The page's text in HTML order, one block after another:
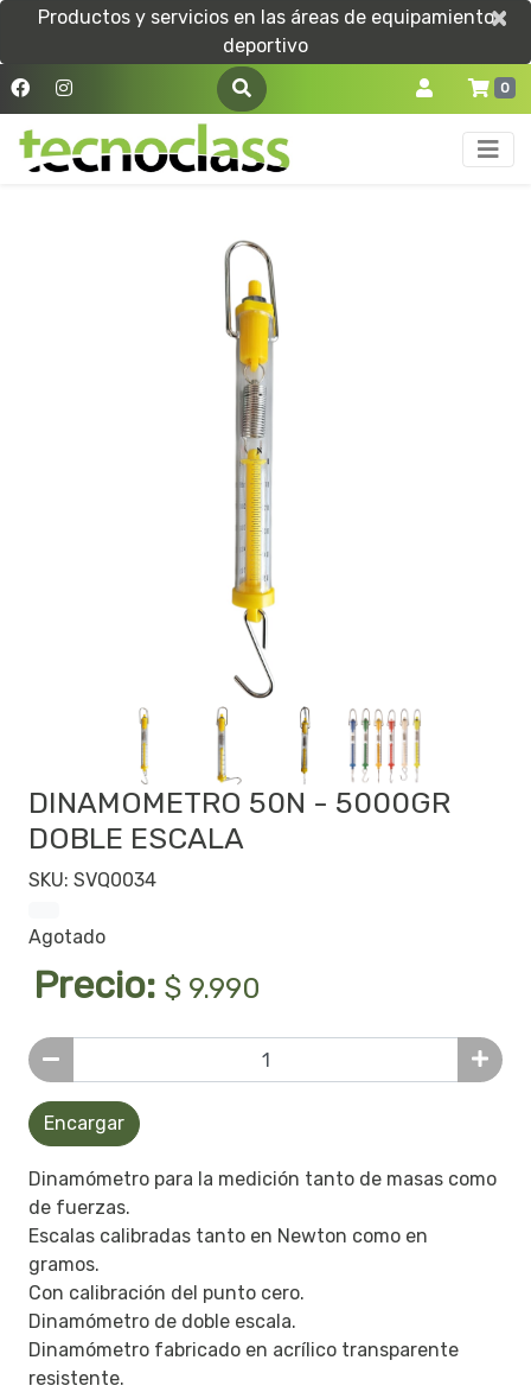
Productos y servicios en las áreas de equipamiento
deportivo
×
×
0
DINAMOMETRO 50N - 5000GR
DOBLE ESCALA
SKU: SVQ0034
Agotado
Precio: $ 9.990
Encargar
Dinamómetro para la medición tanto de masas como
de fuerzas.
Escalas calibradas tanto en Newton como en
gramos.
Con calibración del punto cero.
Dinamómetro de doble escala.
Dinamómetro fabricado en acrílico transparente
resistente.